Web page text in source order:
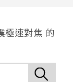
極速對焦 的